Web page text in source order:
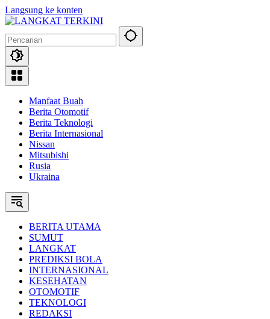
Langsung ke konten
Manfaat Buah
Berita Otomotif
Berita Teknologi
Berita Internasional
Nissan
Mitsubishi
Rusia
Ukraina
BERITA UTAMA
SUMUT
LANGKAT
PREDIKSI BOLA
INTERNASIONAL
KESEHATAN
OTOMOTIF
TEKNOLOGI
REDAKSI